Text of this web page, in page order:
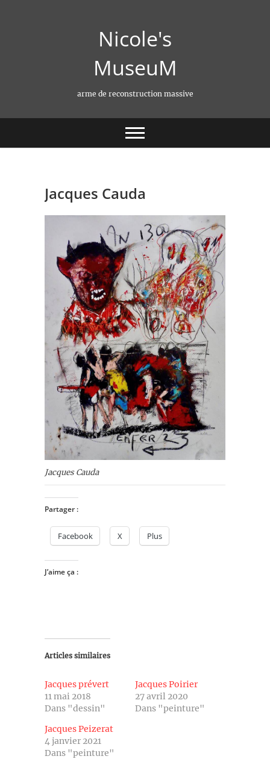
Nicole's
MuseuM
arme de reconstruction massive
Jacques Cauda
Jacques Cauda
Partager :
Facebook X Plus
J’aime ça :
Articles similaires
Jacques prévert
11 mai 2018
Dans "dessin"
Jacques Poirier
27 avril 2020
Dans "peinture"
Jacques Peizerat
4 janvier 2021
Dans "peinture"